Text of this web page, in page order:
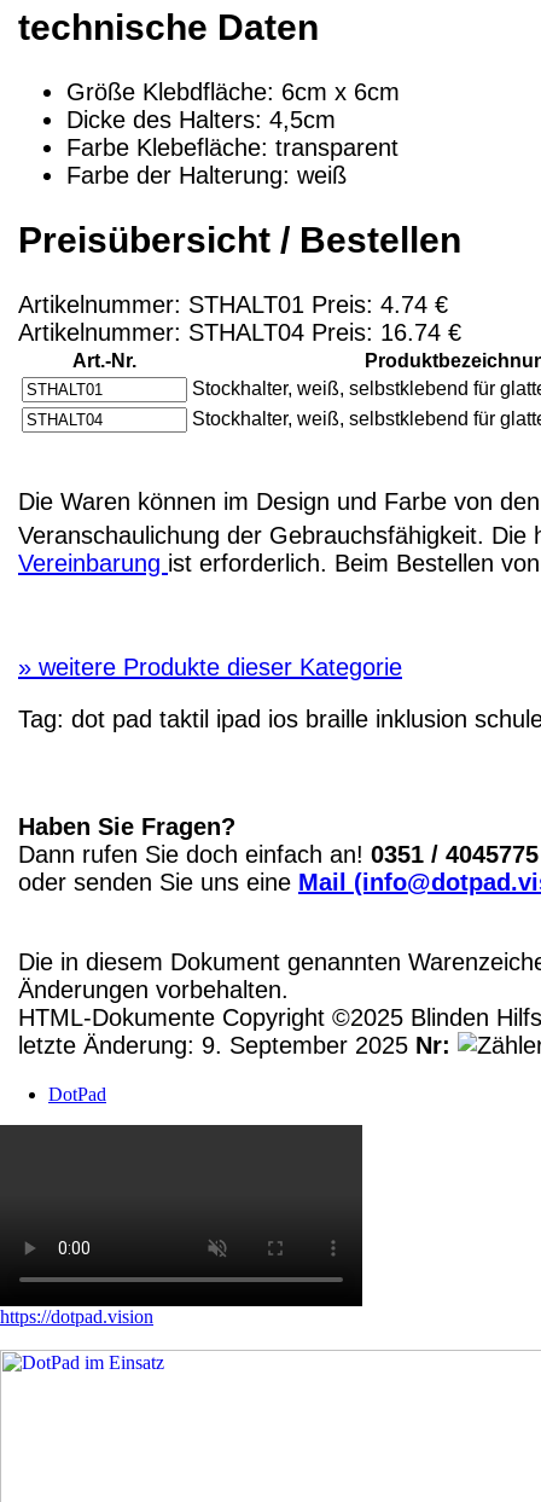
technische Daten
Größe Klebdfläche: 6cm x 6cm
Dicke des Halters: 4,5cm
Farbe Klebefläche: transparent
Farbe der Halterung: weiß
Preisübersicht / Bestellen
Artikelnummer: STHALT01 Preis: 4.74 €
Artikelnummer: STHALT04 Preis: 16.74 €
Art.-Nr.
Stockhalter, weiß, selbstklebend für
Stockhalter, weiß, selbstklebend für
Die Waren können im Design und Farbe von
Veranschaulichung der Gebrauchsfähigkeit.
Vereinbarung ist erforderlich. Beim Bestellen
» weitere Produkte dieser Kategorie
Tag: dot pad taktil ipad ios braille inklusion
Haben Sie Fragen?
Dann rufen Sie doch einfach an! 0351 / 4045775
oder senden Sie uns eine Mail
Die in diesem Dokument genannten
Änderungen vorbehalten.
HTML-Dokumente Copyright ©2025 Blinden
letzte Änderung: 9. September 2025 Nr:
DotPad
https://dotpad.vision